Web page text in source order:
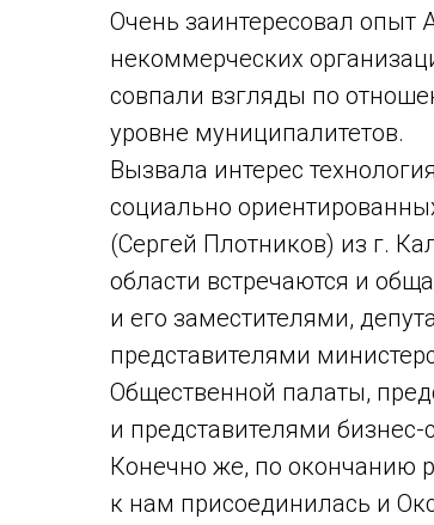
Очень заинтересовал опыт
некоммерческих
совпали взгляды по
уровне муниципалитетов.
Вызвала интерес
социально
(Сергей Плотников) из г.
области встречаются и
и его заместителями,
представителями
Общественной палаты,
и представителями бизнес-
Конечно же, по окончанию
к нам присоединилась и